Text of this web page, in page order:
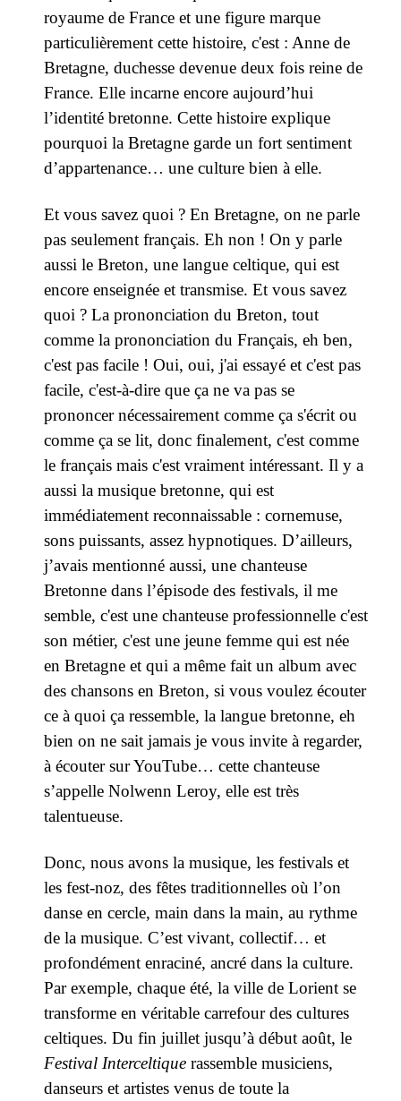
royaume de France et une figure marque
particulièrement cette histoire, c'est : Anne de
Bretagne, duchesse devenue deux fois reine de
France. Elle incarne encore aujourd’hui
l’identité bretonne. Cette histoire explique
pourquoi la Bretagne garde un fort sentiment
d’appartenance… une culture bien à elle.
Et vous savez quoi ? En Bretagne, on ne parle
pas seulement français. Eh non ! On y parle
aussi le Breton, une langue celtique, qui est
encore enseignée et transmise. Et vous savez
quoi ? La prononciation du Breton, tout
comme la prononciation du Français, eh ben,
c'est pas facile ! Oui, oui, j'ai essayé et c'est pas
facile, c'est-à-dire que ça ne va pas se
prononcer nécessairement comme ça s'écrit ou
comme ça se lit, donc finalement, c'est comme
le français mais c'est vraiment intéressant. Il y a
aussi la musique bretonne, qui est
immédiatement reconnaissable : cornemuse,
sons puissants, assez hypnotiques. D’ailleurs,
j’avais mentionné aussi, une chanteuse
Bretonne dans l’épisode des festivals, il me
semble, c'est une chanteuse professionnelle c'est
son métier, c'est une jeune femme qui est née
en Bretagne et qui a même fait un album avec
des chansons en Breton, si vous voulez écouter
ce à quoi ça ressemble, la langue bretonne, eh
bien on ne sait jamais je vous invite à regarder,
à écouter sur YouTube… cette chanteuse
s’appelle Nolwenn Leroy, elle est très
talentueuse.
Donc, nous avons la musique, les festivals et
les fest-noz, des fêtes traditionnelles où l’on
danse en cercle, main dans la main, au rythme
de la musique. C’est vivant, collectif… et
profondément enraciné, ancré dans la culture.
Par exemple, chaque été, la ville de Lorient se
transforme en véritable carrefour des cultures
celtiques. Du fin juillet jusqu’à début août, le
Festival Interceltique rassemble musiciens,
danseurs et artistes venus de toute la